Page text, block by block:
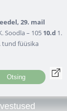
29. mail
Soodla – 105 10.d 1.
tund füüsika